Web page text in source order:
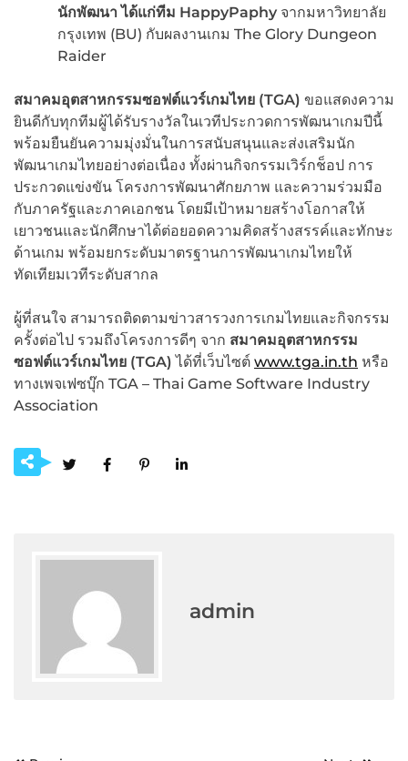
นักพัฒนา ได้แก่ทีม HappyPaphy จากมหาวิทยาลัย
กรุงเทพ (BU) กับผลงานเกม The Glory Dungeon
Raider
สมาคมอุตสาหกรรมซอฟต์แวร์เกมไทย (TGA) ขอแสดงความ
ยินดีกับทุกทีมผู้ได้รับรางวัลในเวทีประกวดการพัฒนาเกมปีนี้
พร้อมยืนยันความมุ่งมั่นในการสนับสนุนและส่งเสริมนัก
พัฒนาเกมไทยอย่างต่อเนื่อง ทั้งผ่านกิจกรรมเวิร์กช็อป การ
ประกวดแข่งขัน โครงการพัฒนาศักยภาพ และความร่วมมือ
กับภาครัฐและภาคเอกชน โดยมีเป้าหมายสร้างโอกาสให้
เยาวชนและนักศึกษาได้ต่อยอดความคิดสร้างสรรค์และทักษะ
ด้านเกม พร้อมยกระดับมาตรฐานการพัฒนาเกมไทยให้
ทัดเทียมเวทีระดับสากล
ผู้ที่สนใจ สามารถติดตามข่าวสารวงการเกมไทยและกิจกรรม
ครั้งต่อไป รวมถึงโครงการดีๆ จาก สมาคมอุตสาหกรรม
ซอฟต์แวร์เกมไทย (TGA) ได้ที่เว็บไซต์ www.tga.in.th หรือ
ทางเพจเฟซบุ๊ก TGA – Thai Game Software Industry
Association
admin